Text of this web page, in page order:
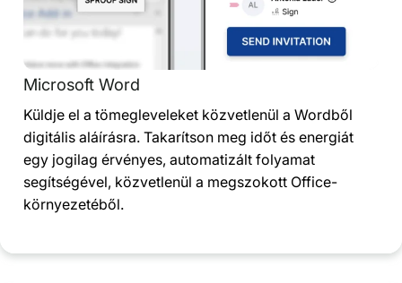
Microsoft Word
Küldje el a tömegleveleket közvetlenül a Wordből
digitális aláírásra. Takarítson meg időt és energiát
egy jogilag érvényes, automatizált folyamat
segítségével, közvetlenül a megszokott Office-
környezetéből.